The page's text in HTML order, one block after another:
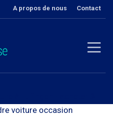
A propos de nous Contact
voiture occasion